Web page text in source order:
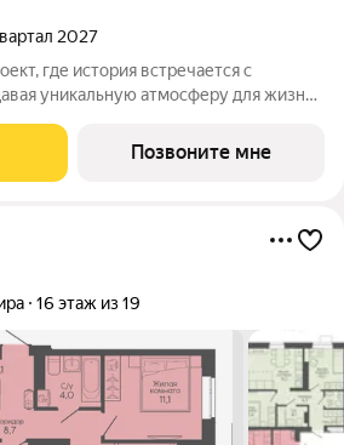
2027
где история встречается с
уникальную атмосферу для жизни.
- в микрорайоне Кача, по
и
Позвоните мне
16 этаж из 19